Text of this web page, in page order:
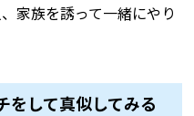
家族を誘って一緒にやり
をして真似してみる